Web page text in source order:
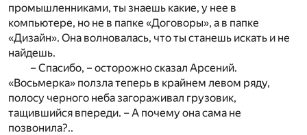
промышленниками, ты знаешь какие, у нее в
компьютере, но не в папке «Договоры», а в папке
«Дизайн». Она волновалась, что ты станешь искать и не
найдешь.
– Спасибо, – осторожно сказал Арсений.
«Восьмерка» ползла теперь в крайнем левом ряду,
полосу черного неба загораживал грузовик,
тащившийся впереди. – А почему она сама не
позвонила?..